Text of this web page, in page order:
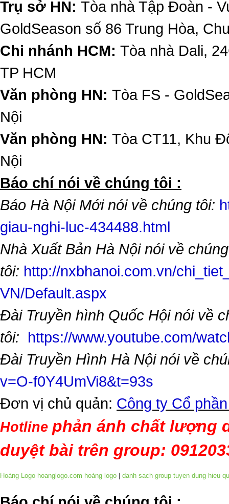
Trụ sở HN: Tòa nhà Tập Đoàn -
GoldSeason số 86 Trung Hòa,
Chi nhánh HCM: Tòa nhà Dali,
TP HCM
Văn phòng HN: Tòa FS -
Nội
Văn phòng HN: Tòa CT11, Khu
Nội
​Báo chí nói về chúng tôi :
Báo Hà Nội Mới nói về chúng tôi:
giau-nghi-luc-434488.html
Nhà Xuất Bản Hà Nội nói về chúng
tôi: http://nxbhanoi.com.vn/
VN/Default.aspx
Đài Truyền hình Quốc Hội nói về
tôi: https://www.youtube.com/
Đài Truyền Hình Hà Nội nói về
v=O-f0Y4UmVi8&t=93s
Đơn vị chủ quản: Công ty Cổ
Hotline phản ánh chất lượng
duyệt bài trên group:
Hoàng Logo hoanglogo.com hoàng logo | danh sach group tuyen dung hieu